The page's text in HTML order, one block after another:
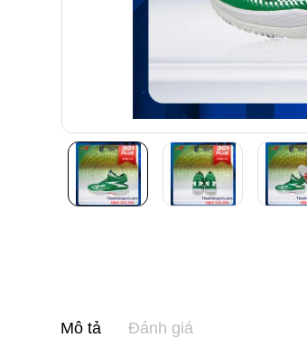
Mô tả Đánh giá